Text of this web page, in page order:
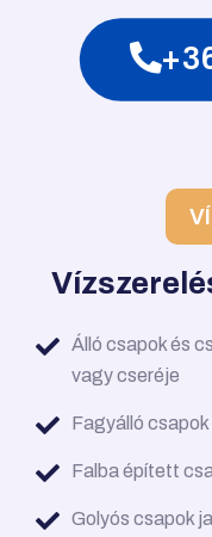
Álló csapok és
vagy cseréje
Fagyálló
Falba épített
Golyós csapok